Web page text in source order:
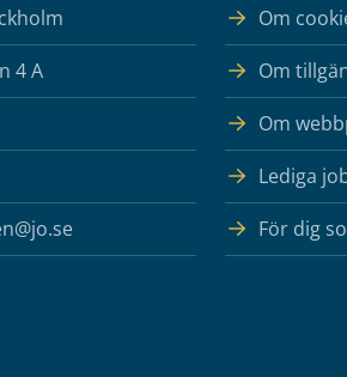
4 A
Om
Om
Om
Lediga
För dig